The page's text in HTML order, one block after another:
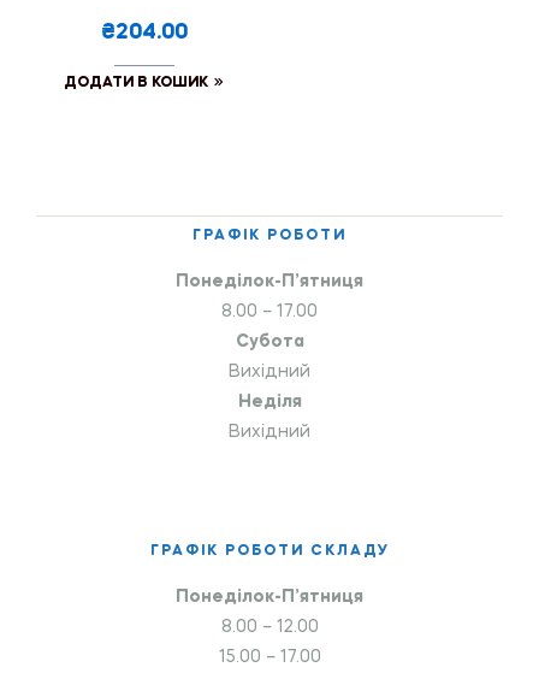
₴204.00
ДОДАТИ В КОШИК
ГРАФІК РОБОТИ
Понеділок-П’ятниця
8.00 – 17.00
Субота
Вихідний
Неділя
Вихідний
ГРАФІК РОБОТИ СКЛАДУ
Понеділок-П’ятниця
8.00 – 12.00
15.00 – 17.00